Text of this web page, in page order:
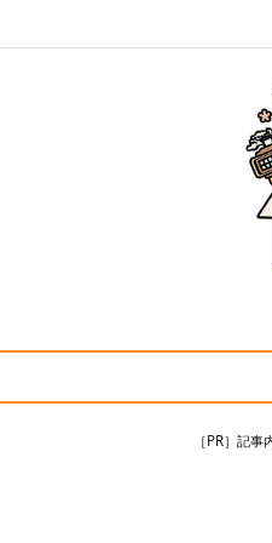
［PR］記